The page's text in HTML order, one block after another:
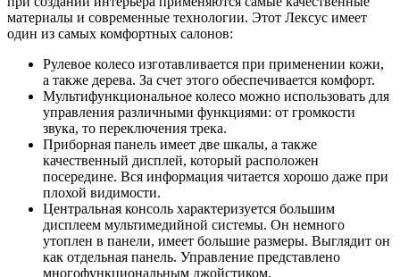
материалы и современные технологии. Этот Лексус имеет
один из самых комфортных салонов:
Рулевое колесо изготавливается при применении кожи,
а также дерева. За счет этого обеспечивается комфорт.
Мультифункциональное колесо можно использовать для
управления различными функциями: от громкости
звука, то переключения трека.
Приборная панель имеет две шкалы, а также
качественный дисплей, который расположен
посередине. Вся информация читается хорошо даже при
плохой видимости.
Центральная консоль характеризуется большим
дисплеем мультимедийной системы. Он немного
утоплен в панели, имеет большие размеры. Выглядит он
как отдельная панель. Управление представлено
многофункциональным джойстиком.